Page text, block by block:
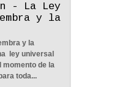
- La Ley
y la
y la
ley universal
momento de la
toda...